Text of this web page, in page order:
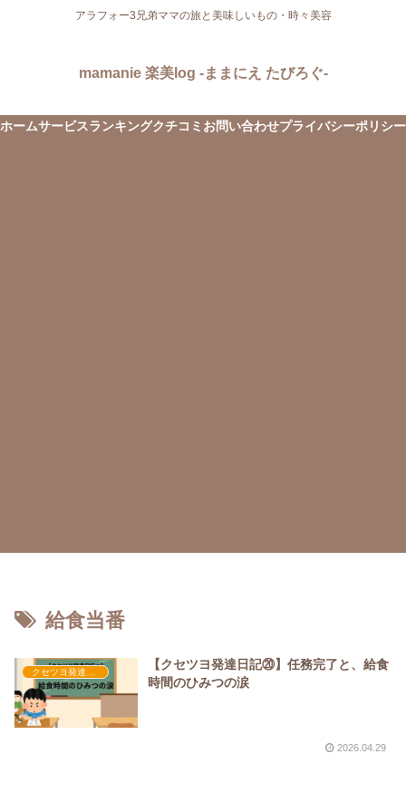
アラフォー3兄弟ママの旅と美味しいもの・時々美容
mamanie 楽美log -ままにえ たびろぐ-
ホームサービスランキングクチコミ お問い合わせプライバシーポリシー
給食当番
クセツヨ発達日記
【クセツヨ発達日記⑳】任務完了と、給食
時間のひみつの涙
2026.04.29